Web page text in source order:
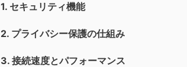
1. セキュリティ機能
2. プライバシー保護の仕組み
3. 接続速度とパフォーマンス